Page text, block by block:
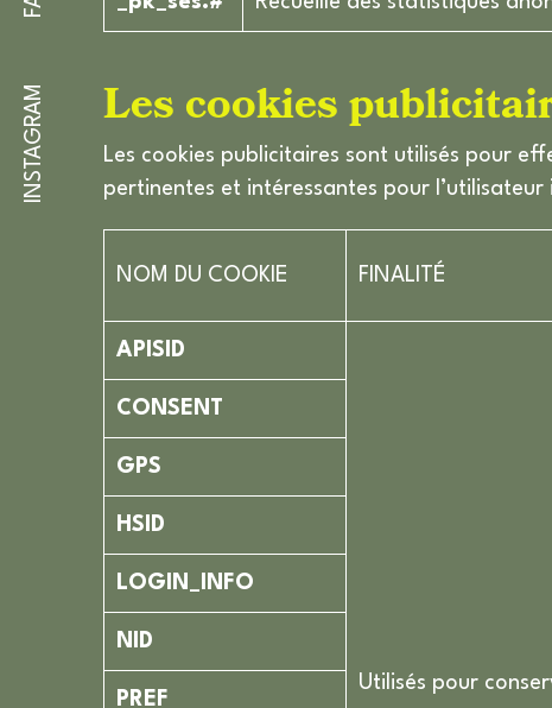
INSTAGRAM Les cookies
Les cookies publicitaires sont utilisés pour
pertinentes et intéressantes pour
NOM DU COOKIE FINALITÉ
APISID
Utilisés pour
CONSENT
GPS
HSID
LOGIN_INFO
NID
PREF